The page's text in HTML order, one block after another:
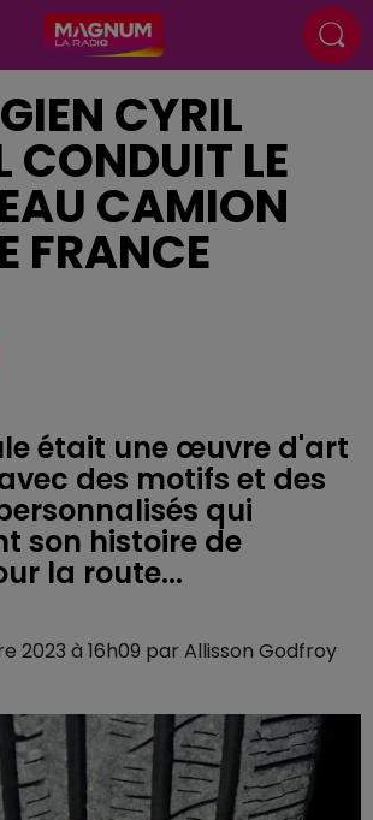
CYRIL
CONDUIT LE
CAMION
FRANCE
était une œuvre d'art
des motifs et des
qui
son histoire de
la route...
2023 à 16h09 par Allisson Godfroy